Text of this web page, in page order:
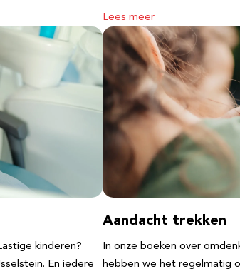
Lees meer
kinderen?
En iedere
Aandacht trekken
In onze boeken over
hebben we het regelmatig